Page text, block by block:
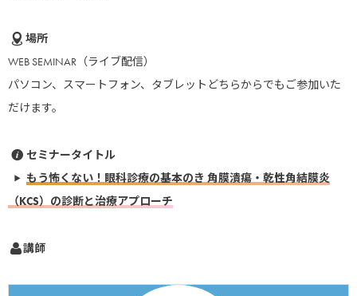
場所
WEB SEMINAR（ライブ配信）
パソコン、スマートフォン、タブレットどちらからでもご参加いた
だけます。
セミナータイトル
もう怖くない！眼科診療の基本のき 角膜潰瘍・乾性角結膜炎
（KCS）の診断と治療アプローチ
講師